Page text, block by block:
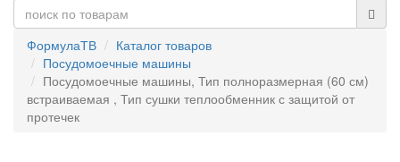
ФормулаТВ
Каталог товаров
Посудомоечные машины
Посудомоечные машины, Тип полноразмерная (60 см)
встраиваемая , Тип сушки теплообменник с защитой от
протечек